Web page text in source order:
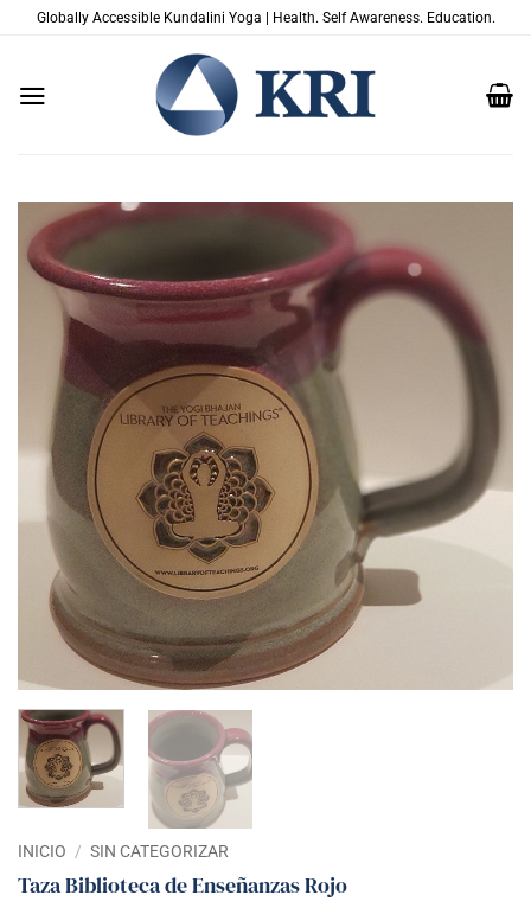
SaltarGlobally Accessible Kundalini Yoga | Health. Self Awareness. Education.
INICIO / SIN CATEGORIZAR
Taza Biblioteca de Enseñanzas Rojo